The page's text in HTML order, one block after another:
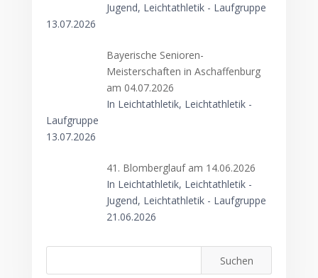
Jugend, Leichtathletik - Laufgruppe
13.07.2026
Bayerische Senioren-
Meisterschaften in Aschaffenburg
am 04.07.2026
In Leichtathletik, Leichtathletik -
Laufgruppe
13.07.2026
41. Blomberglauf am 14.06.2026
In Leichtathletik, Leichtathletik -
Jugend, Leichtathletik - Laufgruppe
21.06.2026